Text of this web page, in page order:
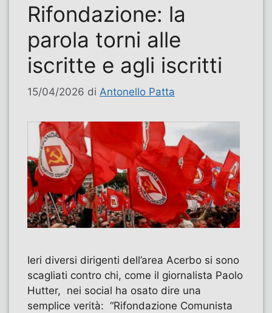
Rifondazione: la
parola torni alle
iscritte e agli iscritti
15/04/2026 di Antonello Patta
Ieri diversi dirigenti dell’area Acerbo si sono
scagliati contro chi, come il giornalista Paolo
Hutter, nei social ha osato dire una
semplice verità: “Rifondazione Comunista